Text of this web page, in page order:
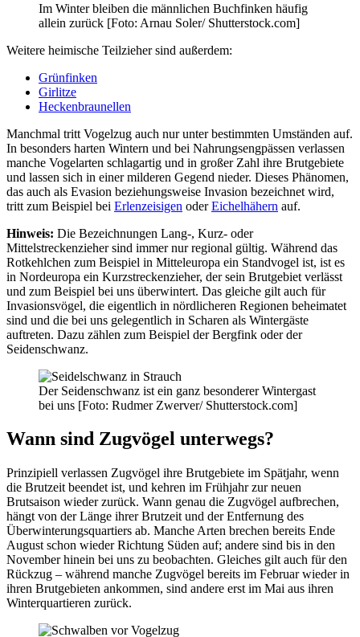
Im Winter bleiben die männlichen Buchfinken häufig
allein zurück [Foto: Arnau Soler/ Shutterstock.com]
Weitere heimische Teilzieher sind außerdem:
Grünfinken
Girlitze
Heckenbraunellen
Manchmal tritt Vogelzug auch nur unter bestimmten Umständen auf.
In besonders harten Wintern und bei Nahrungsengpässen verlassen
manche Vogelarten schlagartig und in großer Zahl ihre Brutgebiete
und lassen sich in einer milderen Gegend nieder. Dieses Phänomen,
das auch als Evasion beziehungsweise Invasion bezeichnet wird,
tritt zum Beispiel bei Erlenzeisigen oderEichelhähern auf.
Hinweis: Die Bezeichnungen Lang-, Kurz- oder
Mittelstreckenzieher sind immer nur regional gültig. Während das
Rotkehlchen zum Beispiel in Mitteleuropa ein Standvogel ist, ist es
in Nordeuropa ein Kurzstreckenzieher, der sein Brutgebiet verlässt
und zum Beispiel bei uns überwintert. Das gleiche gilt auch für
Invasionsvögel, die eigentlich in nördlicheren Regionen beheimatet
sind und die bei uns gelegentlich in Scharen als Wintergäste
auftreten. Dazu zählen zum Beispiel der Bergfink oder der
Seidenschwanz.
Der Seidenschwanz ist ein ganz besonderer Wintergast
bei uns [Foto: Rudmer Zwerver/ Shutterstock.com]
Wann sind Zugvögel unterwegs?
Prinzipiell verlassen Zugvögel ihre Brutgebiete im Spätjahr, wenn
die Brutzeit beendet ist, und kehren im Frühjahr zur neuen
Brutsaison wieder zurück. Wann genau die Zugvögel aufbrechen,
hängt von der Länge ihrer Brutzeit und der Entfernung des
Überwinterungsquartiers ab. Manche Arten brechen bereits Ende
August schon wieder Richtung Süden auf; andere sind bis in den
November hinein bei uns zu beobachten. Gleiches gilt auch für den
Rückzug – während manche Zugvögel bereits im Februar wieder in
ihren Brutgebieten ankommen, sind andere erst im Mai aus ihren
Winterquartieren zurück.